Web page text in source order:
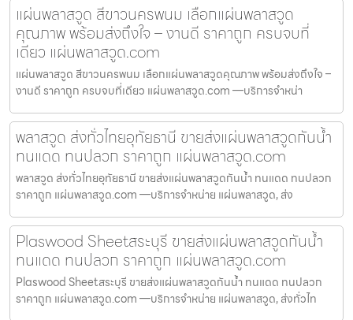
แผ่นพลาสวูด สีขาวนครพนม เลือกแผ่นพลาสวูด
คุณภาพ พร้อมส่งถึงใจ – งานดี ราคาถูก ครบจบที่
เดียว แผ่นพลาสวูด.com
แผ่นพลาสวูด สีขาวนครพนม เลือกแผ่นพลาสวูดคุณภาพ พร้อมส่งถึงใจ –
งานดี ราคาถูก ครบจบที่เดียว แผ่นพลาสวูด.com —บริการจำหน่า
พลาสวูด ส่งทั่วไทยอุทัยธานี ขายส่งแผ่นพลาสวูดกันน้ำ
ทนแดด ทนปลวก ราคาถูก แผ่นพลาสวูด.com
พลาสวูด ส่งทั่วไทยอุทัยธานี ขายส่งแผ่นพลาสวูดกันน้ำ ทนแดด ทนปลวก
ราคาถูก แผ่นพลาสวูด.com —บริการจำหน่าย แผ่นพลาสวูด, ส่ง
Plaswood Sheetสระบุรี ขายส่งแผ่นพลาสวูดกันน้ำ
ทนแดด ทนปลวก ราคาถูก แผ่นพลาสวูด.com
Plaswood Sheetสระบุรี ขายส่งแผ่นพลาสวูดกันน้ำ ทนแดด ทนปลวก
ราคาถูก แผ่นพลาสวูด.com —บริการจำหน่าย แผ่นพลาสวูด, ส่งทั่วไท